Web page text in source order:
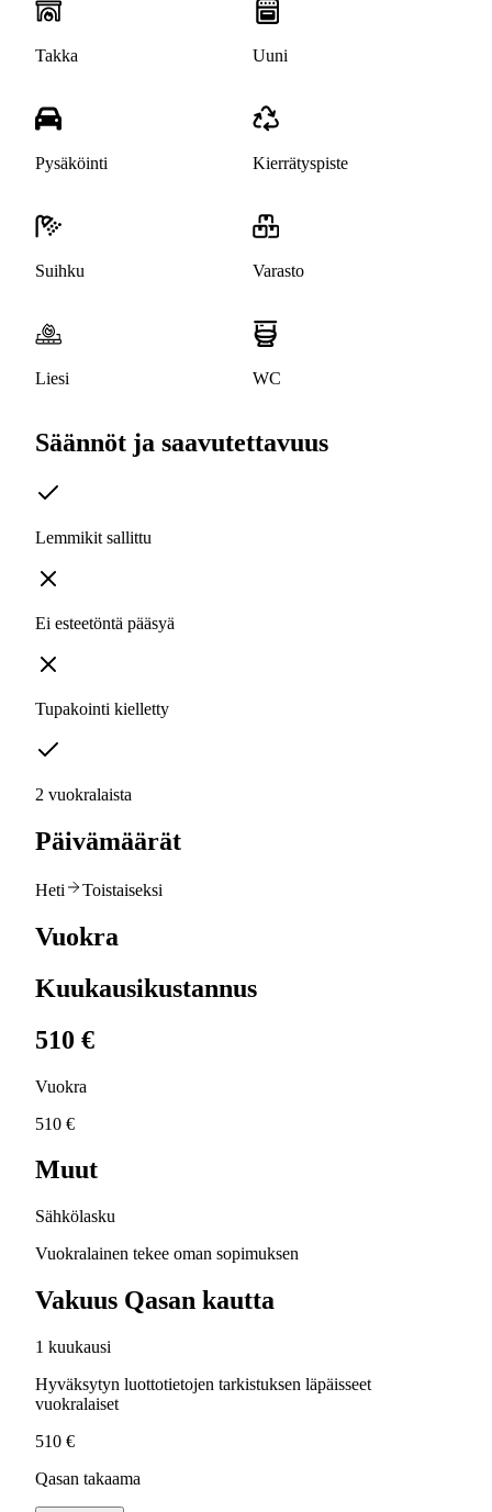
Takka Uuni
Pysäköinti Kierrätyspiste
Suihku Varasto
Liesi WC
Säännöt ja saavutettavuus
Lemmikit sallittu
Ei esteetöntä pääsyä
Tupakointi kielletty
2 vuokralaista
Päivämäärät
Heti Toistaiseksi
Vuokra
Kuukausikustannus
510 €
Vuokra
510 €
Muut
Sähkölasku
Vuokralainen tekee oman sopimuksen
Vakuus Qasan kautta
1 kuukausi
Hyväksytyn luottotietojen tarkistuksen läpäisseet
vuokralaiset
510 €
Qasan takaama